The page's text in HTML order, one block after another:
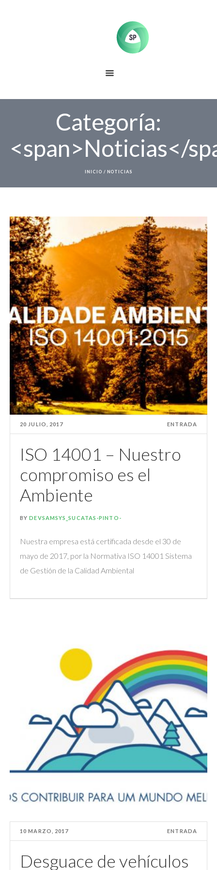
Categoría:
<span>Noticias</
INICIO / NOTICIAS
20 JULIO, 2017 ENTRADA
ISO 14001 – Nuestro
compromiso es el
Ambiente
BYDEVSAMSYS_SUCATAS-PINTO-
Nuestra empresa está certificada desde el 30 de
mayo de 2017, por la Normativa ISO 14001 Sistema
de Gestión de la Calidad Ambiental
10 MARZO, 2017 ENTRADA
Desguace de vehículos